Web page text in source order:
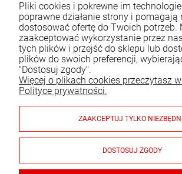
Pliki cookies i pokrewne im
poprawne działanie strony i pomagają
dostosować ofertę do Twoich potrzeb.
zaakceptować wykorzystanie przez
tych plików i przejść do sklepu lub
plików do swoich preferencji,
"Dostosuj zgody".
Więcej o plikach cookies przeczytasz
Polityce prywatności.
ZAAKCEPTUJ TYLKO
DOSTOSUJ ZGODY